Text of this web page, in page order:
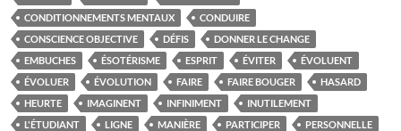
CONDITIONNEMENTS MENTAUX
CONDUIRE
CONSCIENCE OBJECTIVE
DÉFIS
DONNER LE CHANGE
EMBUCHES
ÉSOTÉRISME ESPRIT ÉVITER
ÉVOLUENT
ÉVOLUER
ÉVOLUTION FAIRE FAIRE BOUGER
HASARD
HEURTE
IMAGINENT INFINIMENT
INUTILEMENT
L'ÉTUDIANT
LIGNE MANIÈRE PARTICIPER
PERSONNELLE